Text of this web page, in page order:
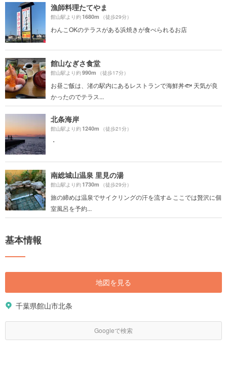
漁師料理たてやま
館山駅より約1680m （徒歩29分）
わんこOKのテラスがある浜焼きが食べられるお店
館山なぎさ食堂
館山駅より約990m （徒歩17分）
お昼ご飯は、渚の駅内にあるレストランで海鮮丼🐟 天気が良
かったのでテラス...
北条海岸
館山駅より約1240m （徒歩21分）
・
南総城山温泉 里見の湯
館山駅より約1730m （徒歩29分）
旅の締めは温泉でサイクリングの汗を流す♨️ ここでは贅沢に個
室風呂を予約...
基本情報
地図を見る
千葉県館山市北条
Googleで検索